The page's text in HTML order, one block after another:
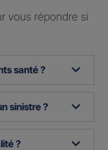
vous répondre si
santé ?
sinistre ?
?